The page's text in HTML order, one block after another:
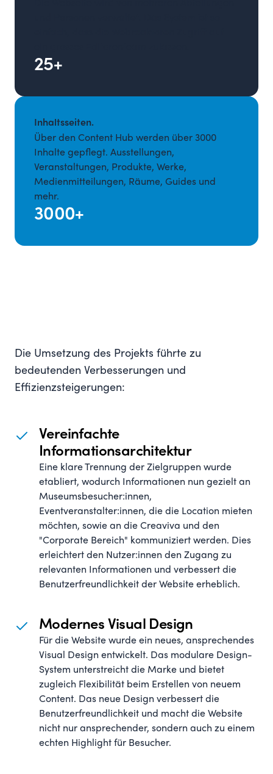
25+
3000+
Inhaltsseiten.
Über den Content Hub werden über 3000
Inhalte gepflegt. Ausstellungen,
Veranstaltungen, Produkte, Werke,
Medienmitteilungen, Räume, Guides und
mehr.
Die Umsetzung des Projekts führte zu
bedeutenden Verbesserungen und
Effizienzsteigerungen:
Vereinfachte
Informationsarchitektur
Eine klare Trennung der Zielgruppen wurde
etabliert, wodurch Informationen nun gezielt an
Museumsbesucher:innen,
Eventveranstalter:innen, die die Location mieten
möchten, sowie an die Creaviva und den
"Corporate Bereich" kommuniziert werden. Dies
erleichtert den Nutzer:innen den Zugang zu
relevanten Informationen und verbessert die
Benutzerfreundlichkeit der Website erheblich.
Modernes Visual Design
Für die Website wurde ein neues, ansprechendes
Visual Design entwickelt. Das modulare Design-
System unterstreicht die Marke und bietet
zugleich Flexibilität beim Erstellen von neuem
Content. Das neue Design verbessert die
Benutzerfreundlichkeit und macht die Website
nicht nur ansprechender, sondern auch zu einem
echten Highlight für Besucher.